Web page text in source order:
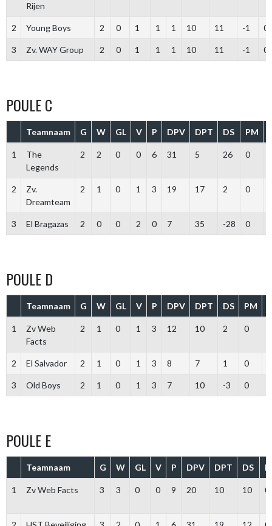
Rijen
2 Young Boys 2 0 1 1 1 10 11 -1 0
3 Zv. WAY Group 2 0 1 1 1 10 11 -1 0
POULE C
Teamnaam G W GL V P DPV DPT DS PM
1
The
Legends
2 2 0 0 6 31 5 26 0
2
Zv.
Dreamteam
2 1 0 1 3 19 17 2 0
3 El Bragazas 2 0 0 2 0 7 35 -28 0
POULE D
Teamnaam G W GL V P DPV DPT DS PM
1
Zv Web
Facts
2 1 0 1 3 12 10 2 0
2 El Salvador 2 1 0 1 3 8 7 1 0
3 Old Boys 2 1 0 1 3 7 10 -3 0
POULE E
Teamnaam G W GL V P DPV DPT DS
1 Zv Web Facts 3 3 0 0 9 20 10 10 0